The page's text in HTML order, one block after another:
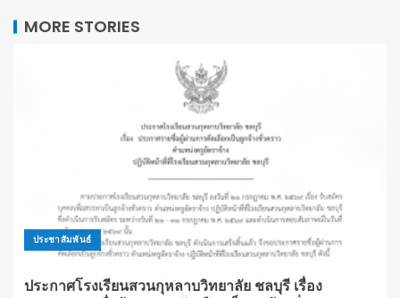
MORE STORIES
ประชาสัมพันธ์
ประกาศโรงเรียนสวนกุหลาบวิทยาลัย ชลบุรี เรื่อง